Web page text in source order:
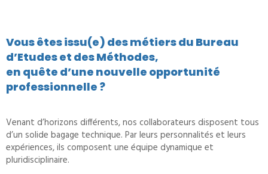
Vous êtes issu(e) des métiers du Bureau
d’Etudes et des Méthodes,
en quête d’une nouvelle opportunité
professionnelle ?
Venant d’horizons différents, nos collaborateurs disposent tous
d’un solide bagage technique. Par leurs personnalités et leurs
expériences, ils composent une équipe dynamique et
pluridisciplinaire.